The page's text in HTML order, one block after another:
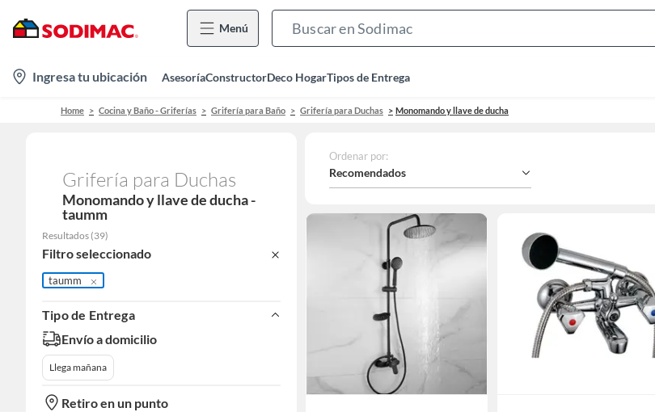
Menú
Bar
location-
icon
Ingresa tu ubicación AsesoríaConstructorDeco HogarTipos de Entrega
Home Cocina y Baño - Griferías Grifería para Baño Grifería para Duchas Monomando y llave de ducha
Grifería para Duchas
Monomando y llave de ducha -
taumm
Resultados (39)
Filtro seleccionado
taumm
Tipo de Entrega
Envío a domicilio
Llega mañana
Retiro en un punto
Ordenar por:
Recomendados